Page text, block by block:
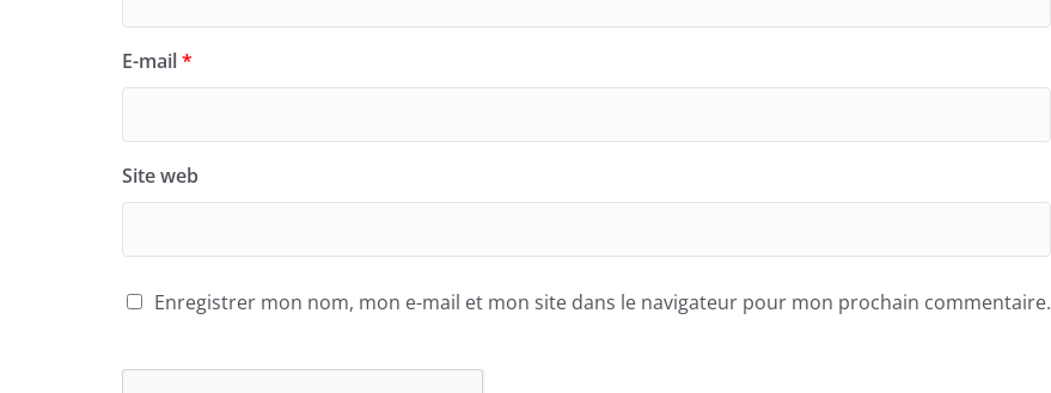
E-mail*
Site web
Enregistrer mon nom, mon e-mail et mon site dans le navigateur pour mon prochain commentaire.